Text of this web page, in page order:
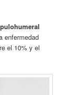
enfermedad
el 10% y el